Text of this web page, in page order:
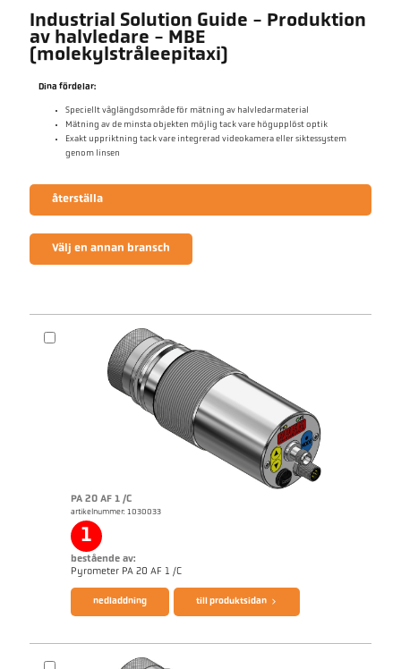
Industrial Solution Guide - Produktion
av halvledare - MBE
(molekylstråleepitaxi)
Dina fördelar:
Speciellt våglängdsområde för mätning av halvledarmaterial
Mätning av de minsta objekten möjlig tack vare högupplöst optik
Exakt uppriktning tack vare integrerad videokamera eller siktessystem
genom linsen
återställa
Välj en annan bransch
PA 20 AF 1 /C
artikelnummer: 1030033
1
bestående av:
Pyrometer PA 20 AF 1 /C
nedladdning till produktsidan